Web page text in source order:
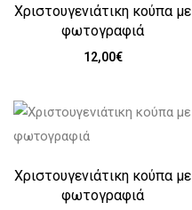
Χριστουγενιάτικη κούπα με
φωτογραφιά
12,00€
Χριστουγενιάτικη κούπα με
φωτογραφιά